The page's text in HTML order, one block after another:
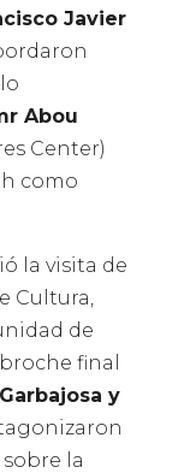
Javier
Abou
Center)
como
la visita de
Cultura,
de
final
y
la